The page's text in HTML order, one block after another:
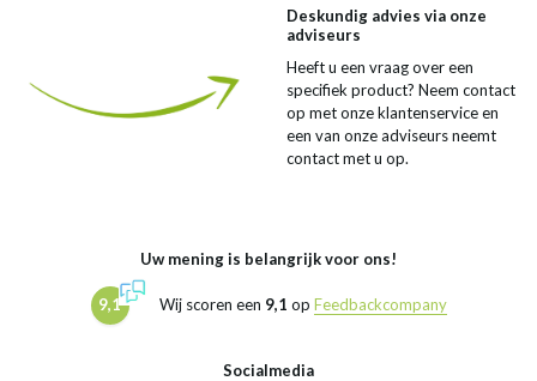
Deskundig advies via onze
adviseurs
Heeft u een vraag over een
specifiek product? Neem contact
op met onze klantenservice en
een van onze adviseurs neemt
contact met u op.
Uw mening is belangrijk voor ons!
9,1 Wij scoren een 9,1 op Feedbackcompany
Socialmedia